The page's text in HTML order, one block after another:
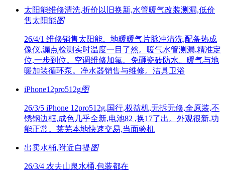
太阳能维修清洗,折价以旧换新,水管暖气改装测漏,低价
售太阳能图
26/4/1 维修销售太阳能。地暖暖气片脉冲清洗,配备热成
像仪,漏点检测实时温度一目了然。暖气水管测漏,精准定
位,一步到位。空调维修加氟。免砸瓷砖防水。暖气与地
暖加装循环泵。净水器销售与维修。洁具卫浴
iPhone12pro512g图
26/3/5 iPhone 12pro512g,国行,权益机,无拆无修,全原装,不
锈钢边框,成色几乎全新,电池82 ,换17了出。外观很新,功
能正常。莱芜本地快速交易,当面验机
出卖水桶,附近自提图
26/3/4 农夫山泉水桶,包装都在